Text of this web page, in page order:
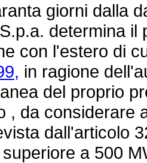
giorni dalla
determina
con l'estero di
in ragione
del proprio
, da considerare
dall'articolo
a 500